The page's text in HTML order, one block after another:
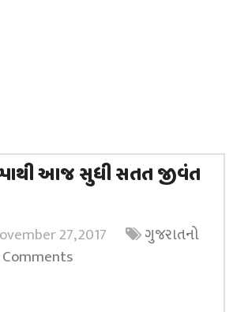
આજ સુધી સતત જીવંત
27, 2017
ગુજરાતનો